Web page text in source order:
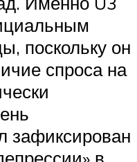
поскольку он
спроса на
зафиксирован
в